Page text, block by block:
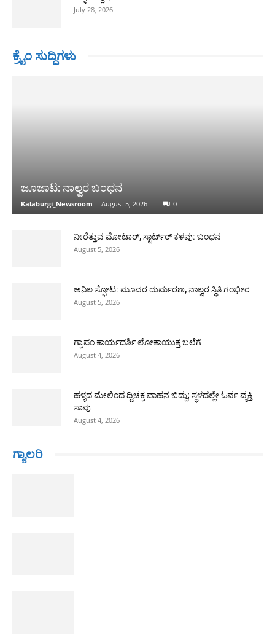
July 28, 2026
ಕ್ರೈಂ ಸುದ್ದಿಗಳು
ಜೂಜಾಟ: ನಾಲ್ವರ ಬಂಧನ
Kalaburgi_Newsroom - August 5, 2026 0
ನೀರೆತ್ತುವ ಮೋಟಾರ್, ಸ್ಟಾರ್ಟ್‍ರ್ ಕಳವು: ಬಂಧನ
August 5, 2026
ಅನಿಲ ಸ್ಫೋಟ: ಮೂವರ ದುರ್ಮರಣ, ನಾಲ್ವರ ಸ್ಥಿತಿ ಗಂಭೀರ
August 5, 2026
ಗ್ರಾಪಂ ಕಾರ್ಯದರ್ಶಿ ಲೋಕಾಯುಕ್ತ ಬಲೆಗೆ
August 4, 2026
ಹಳ್ಳದ ಮೇಲಿಂದ ದ್ವಿಚಕ್ರ ವಾಹನ ಬಿದ್ದು; ಸ್ಥಳದಲ್ಲೇ ಓರ್ವ ವ್ಯಕ್ತಿ
ಸಾವು
August 4, 2026
ಗ್ಯಾಲರಿ